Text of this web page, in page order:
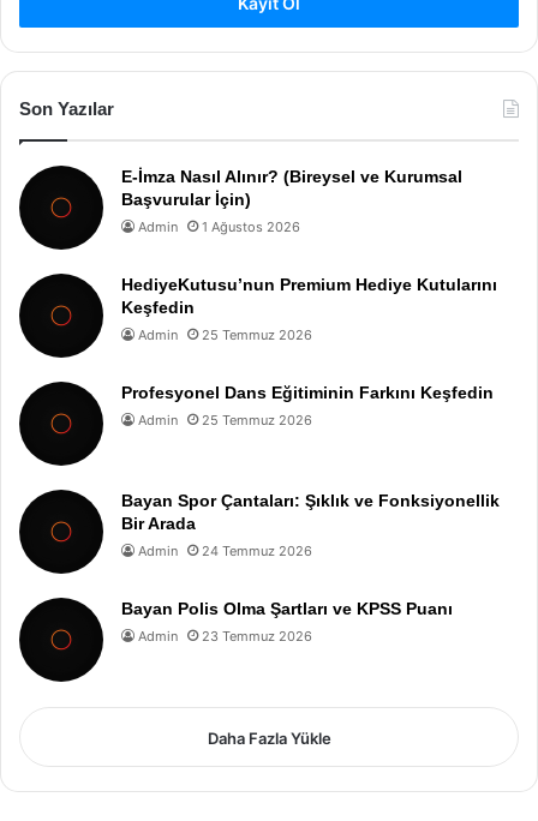
Son Yazılar
E-İmza Nasıl Alınır? (Bireysel ve Kurumsal
Başvurular İçin)
Admin 1 Ağustos 2026
HediyeKutusu’nun Premium Hediye Kutularını
Keşfedin
Admin 25 Temmuz 2026
Profesyonel Dans Eğitiminin Farkını Keşfedin
Admin 25 Temmuz 2026
Bayan Spor Çantaları: Şıklık ve Fonksiyonellik
Bir Arada
Admin 24 Temmuz 2026
Bayan Polis Olma Şartları ve KPSS Puanı
Admin 23 Temmuz 2026
Daha Fazla Yükle